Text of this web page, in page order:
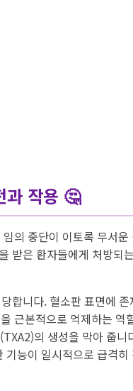
과 작용 🤔
의 중단이 이토록 무서
받은 환자들에게 처방되
합니다. 혈소판 표면에
근본적으로 억제하는 역
의 생성을 막아 줍니
능이 일시적으로 급격